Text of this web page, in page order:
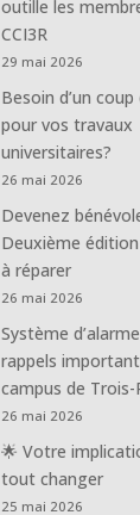
outille les
CCI3R
29 mai 2026
Besoin d’un
pour vos travaux
universitaires?
26 mai 2026
Devenez
Deuxième
à réparer
26 mai 2026
Système
rappels
campus de Trois-
26 mai 2026
🌟 Votre
tout changer
25 mai 2026